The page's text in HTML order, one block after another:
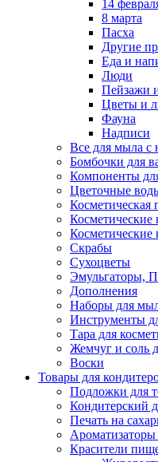
14
8 марта
Пасха
Другие
Еда и
Люди
Пейзажи
Цветы и
Фауна
Надписи
Все для мыла с
Бомбочки для
Компоненты
Цветочные
Косметическая
Косметические
Косметические
Скрабы
Сухоцветы
Эмульгаторы,
Дополнения
Наборы для
Инструменты
Тара для
Жемчуг и соль
Воски
Товары для
Подложки для
Кондитерский
Печать на
Красители